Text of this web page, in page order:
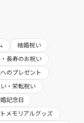
結婚祝い
長寿のお祝い
のプレゼント
・栄転祝い
記念日
メモリアルグッズ